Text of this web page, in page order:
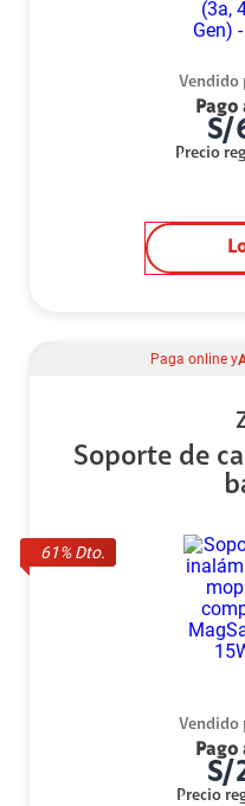
Vendido
S/
Precio
61% Dto.
Paga online y
Soporte de
Vendido
S/
Precio